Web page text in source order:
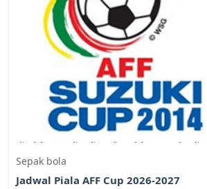
Sepak bola
Jadwal Piala AFF Cup 2026-2027